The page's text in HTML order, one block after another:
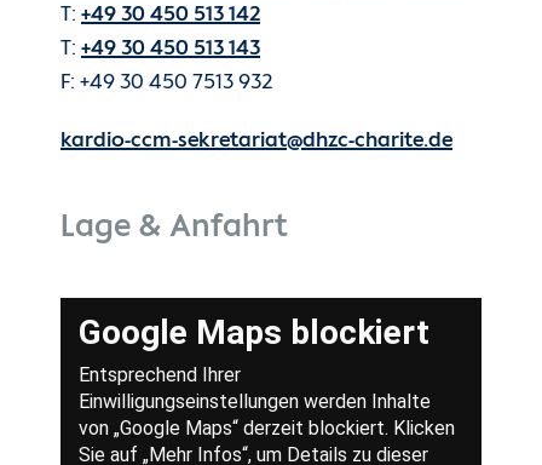
T: +49 30 450 513 142
T: +49 30 450 513 143
F: +49 30 450 7513 932
kardio-ccm-sekretariat@dhzc-charite.de
Lage & Anfahrt